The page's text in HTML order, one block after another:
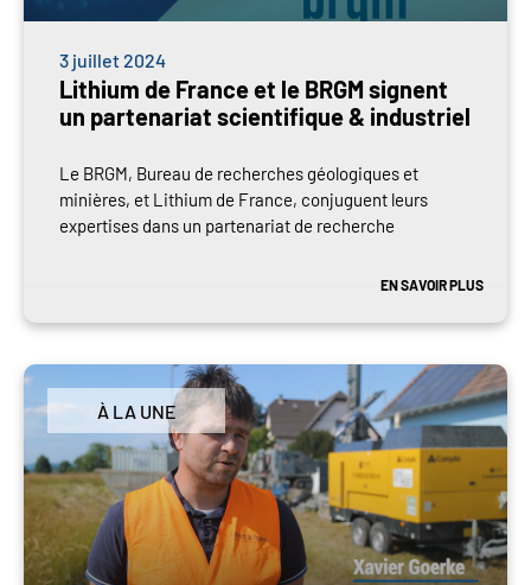
3 juillet 2024
Lithium de France et le BRGM signent
un partenariat scientifique & industriel
Le BRGM, Bureau de recherches géologiques et
minières, et Lithium de France, conjuguent leurs
expertises dans un partenariat de recherche
EN SAVOIR PLUS
À LA UNE